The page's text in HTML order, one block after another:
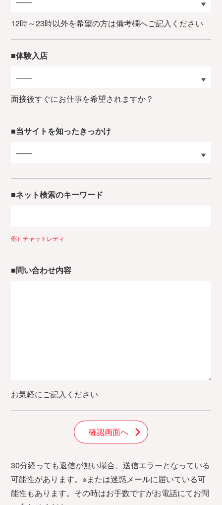
12時～23時以外を希望の方は備考欄へご記入ください
■体験入店
面接後すぐにお仕事を希望されますか？
■当サイトを知ったきっかけ
■ネット検索のキーワード
例）チャットレディ
■問い合わせ内容
お気軽にご記入ください
30分経っても返信が無い場合、送信エラーとなっている
可能性があります。※または迷惑メールに届いている可
能性もあります。その時はお手数ですがお電話にてお問